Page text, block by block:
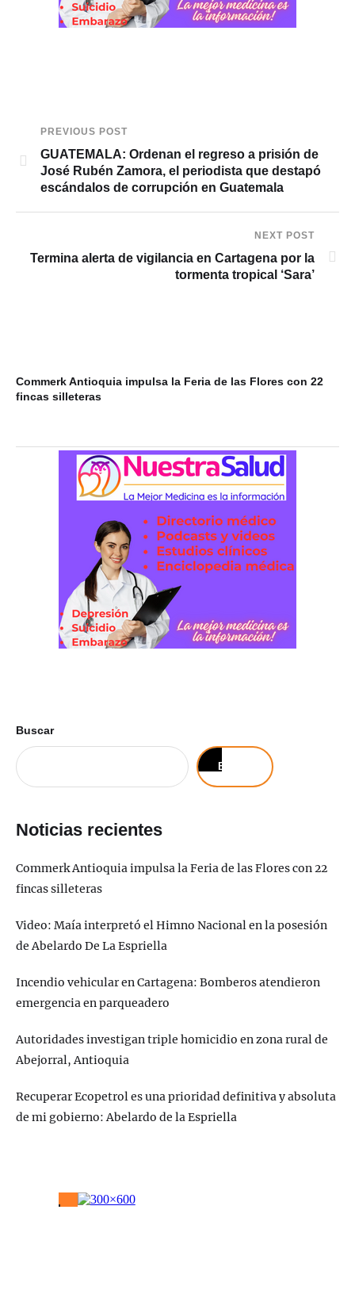
PREVIOUS POST
GUATEMALA: Ordenan el regreso a prisión de
José Rubén Zamora, el periodista que destapó
escándalos de corrupción en Guatemala
NEXT POST
Termina alerta de vigilancia en Cartagena por la
tormenta tropical ‘Sara’
Commerk Antioquia impulsa la Feria de las Flores con 22
fincas silleteras
Buscar
Buscar
Noticias recientes
Commerk Antioquia impulsa la Feria de las Flores con 22
fincas silleteras
Video: Maía interpretó el Himno Nacional en la posesión
de Abelardo De La Espriella
Incendio vehicular en Cartagena: Bomberos atendieron
emergencia en parqueadero
Autoridades investigan triple homicidio en zona rural de
Abejorral, Antioquia
Recuperar Ecopetrol es una prioridad definitiva y absoluta
de mi gobierno: Abelardo de la Espriella